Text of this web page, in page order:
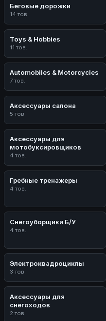
Беговые дорожки
14 тов.
Toys & Hobbies
11 тов.
Automobiles & Motorcycles
7 тов.
Аксессуары салона
5 тов.
Аксессуары для
мотобуксировщиков
4 тов.
Гребные тренажеры
4 тов.
Снегоуборщики Б/У
4 тов.
Электроквадроциклы
3 тов.
Аксессуары для
снегоходов
2 тов.